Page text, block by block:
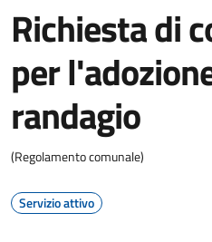
Richiesta di
per
randagio
(Regolamento comunale)
Servizio attivo